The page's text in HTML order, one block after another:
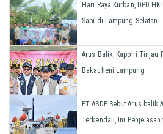
Hari Raya Kurban, DPD
Sapi di Lampung Selatan
Arus Balik, Kapolri Tinjau
Bakauheni Lampung
PT ASDP Sebut Arus
Terkendali, Ini